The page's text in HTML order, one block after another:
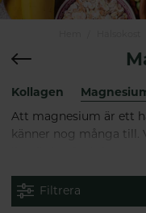
Kollagen
Att magnesium är ett
känner nog många till.
livsviktiga funktioner
ett kosttillskott.
Filtrera